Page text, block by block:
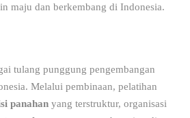
maju dan berkembang di Indonesia.
tulang punggung pengembangan
Melalui pembinaan, pelatihan
panahan yang terstruktur, organisasi